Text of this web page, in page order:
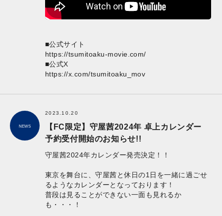
■公式サイト
https://tsumitoaku-movie.com/
■公式X
https://x.com/tsumitoaku_mov
NEWS
2023.10.20
【FC限定】守屋茜2024年 卓上カレンダー
予約受付開始のお知らせ!!
守屋茜2024年カレンダー発売決定！！
東京を舞台に、守屋茜と休日の1日を一緒に過ごせ
るようなカレンダーとなっております！
普段は見ることができない一面も見れるか
も・・・！